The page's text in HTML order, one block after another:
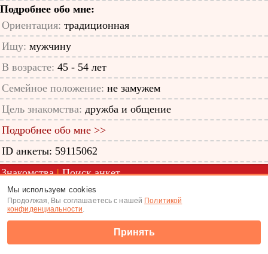
Подробнее обо мне:
Ориентация: традиционная
Ищу: мужчину
В возрасте: 45 - 54 лет
Семейное положение: не замужем
Цель знакомства: дружба и общение
Подробнее обо мне >>
ID анкеты: 59115062
Знакомства|Поиск анкет
(c) Tabor.ru 2026
Мы используем cookies
Продолжая, Вы соглашаетесь с нашей Политикой
конфиденциальности.
Принять